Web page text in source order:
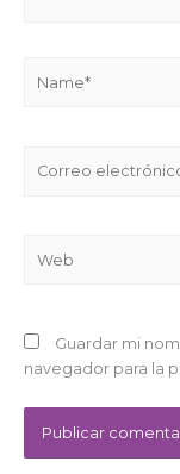
electrónico*
Guardar mi
navegador para la